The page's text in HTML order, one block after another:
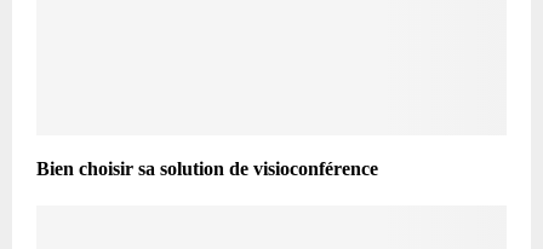
Bien choisir sa solution de visioconférence